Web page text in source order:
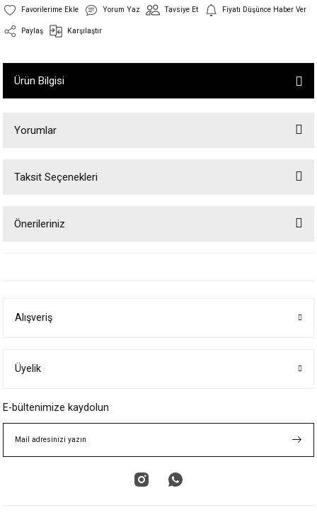
Yorum Yaz Tavsiye Et Fiyatı Düşünce Haber Ver
Paylaş Karşılaştır
Ürün Bilgisi
Yorumlar
Taksit Seçenekleri
Önerileriniz
Ürün bilgilerinde hatalar bulunuyor.
Bu ürüne benzer farklı alternatifler olmalı.
Alışveriş
Üyelik
E-bültenimize kaydolun